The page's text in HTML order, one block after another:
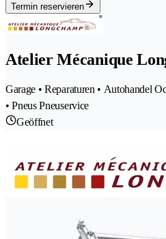
Termin reservieren
Atelier Mécanique
Garage • Reparaturen • Autohandel
• Pneus Pneuservice
Geöffnet